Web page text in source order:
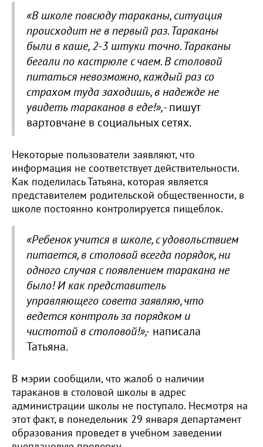
«В школе повсюду тараканы, ситуация
происходит не в первый раз. Тараканы
были в каше, 2-3 штуки точно. Тараканы
бегали по кастрюле с чаем. В столовой
питаться невозможно, каждый раз со
страхом туда заходишь, в надежде не
увидеть тараканов в еде!»,- пишут
вартовчане в социальных сетях.
Некоторые пользователи заявляют, что
информация не соответствует действительности.
Как поделилась Татьяна, которая является
представителем родительской общественности, в
школе постоянно контролируется пищеблок.
«Ребенок учится в школе, с удовольствием
питается, в столовой всегда порядок, ни
одного случая с появлением таракана не
было! И как представитель
управляющего совета заявляю, что
ведется контроль за порядком и
чистотой в столовой!»,- написала
Татьяна.
В мэрии сообщили, что жалоб о наличии
тараканов в столовой школы в адрес
администрации школы не поступало. Несмотря на
этот факт, в понедельник 29 января департамент
образования проведет в учебном заведении